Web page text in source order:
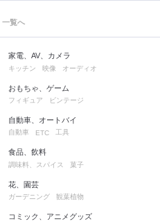
一覧へ
家電、AV、カメラ
キッチン 映像 オーディオ
おもちゃ、ゲーム
フィギュア ビンテージ
自動車、オートバイ
自動車 ETC 工具
食品、飲料
調味料、スパイス 菓子
花、園芸
ガーデニング 観葉植物
コミック、アニメグッズ